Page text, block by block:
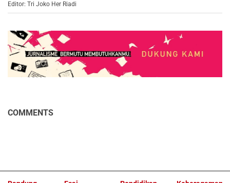
Editor: Tri Joko Her Riadi
COMMENTS